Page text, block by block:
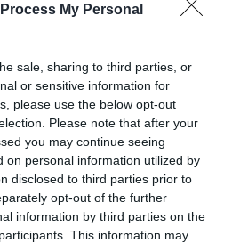
My Personal
sale, sharing to third parties, or
or sensitive information for
please use the below opt-out
Please note that after your
you may continue seeing
on personal information utilized by
disclosed to third parties prior to
opt-out of the further
information by third parties on the
This information may